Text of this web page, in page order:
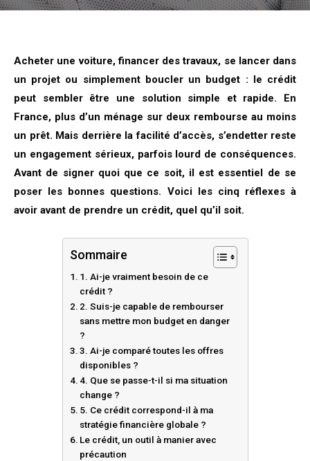
Acheter une voiture, financer des travaux, se lancer dans
un projet ou simplement boucler un budget : le crédit
peut sembler être une solution simple et rapide. En
France, plus d’un ménage sur deux rembourse au moins
un prêt. Mais derrière la facilité d’accès, s’endetter reste
un engagement sérieux, parfois lourd de conséquences.
Avant de signer quoi que ce soit, il est essentiel de se
poser les bonnes questions. Voici les cinq réflexes à
avoir avant de prendre un crédit, quel qu’il soit.
Sommaire
1. Ai-je vraiment besoin de ce
crédit ?
2. Suis-je capable de rembourser
sans mettre mon budget en danger
?
3. Ai-je comparé toutes les offres
disponibles ?
4. Que se passe-t-il si ma situation
change ?
5. Ce crédit correspond-il à ma
stratégie financière globale ?
Le crédit, un outil à manier avec
précaution